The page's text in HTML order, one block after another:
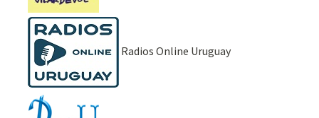
Radios Online Uruguay